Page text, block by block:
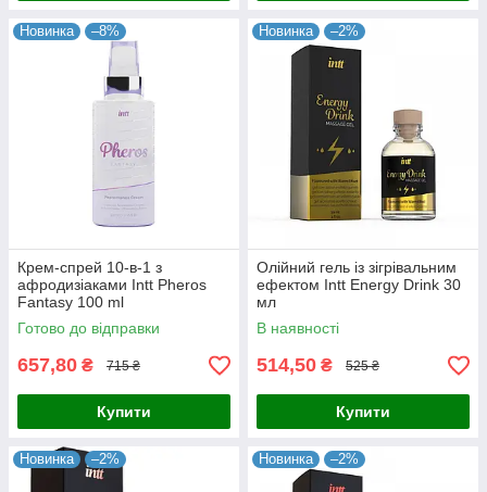
Новинка –8%
Крем-спрей 10-в-1 з
афродизіаками Intt Pheros
Fantasy 100 ml
Готово до відправки
657,80 ₴ 715 ₴
Купити
Новинка –2%
Олійний гель із зігрівальним
ефектом Intt Energy Drink 30
мл
В наявності
514,50 ₴ 525 ₴
Купити
Новинка –2% Новинка –2%